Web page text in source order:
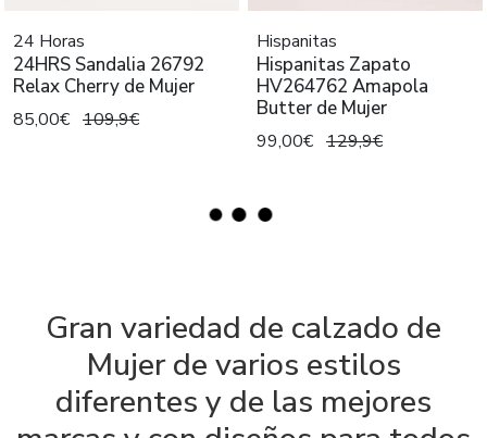
24 Horas
24HRS Sandalia 26792
Relax Cherry de Mujer
85,00€ 109,9€
Hispanitas
Hispanitas Zapato
HV264762 Amapola
Butter de Mujer
99,00€ 129,9€
Gran variedad de calzado de
Mujer de varios estilos
diferentes y de las mejores